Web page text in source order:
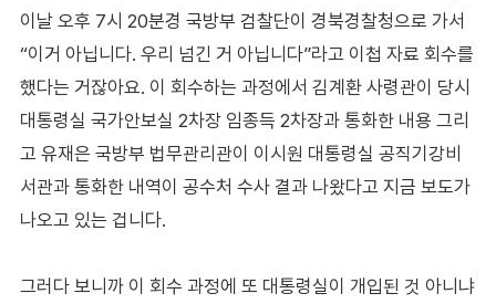
이날 오후 7시 20분경 국방부 검찰단이 경북경찰청으로 가서
“이거 아닙니다. 우리 넘긴 거 아닙니다”라고 이첩 자료 회수를
했다는 거잖아요. 이 회수하는 과정에서 김계환 사령관이 당시
대통령실 국가안보실 2차장 임종득 2차장과 통화한 내용 그리
고 유재은 국방부 법무관리관이 이시원 대통령실 공직기강비
서관과 통화한 내역이 공수처 수사 결과 나왔다고 지금 보도가
나오고 있는 겁니다.
그러다 보니까 이 회수 과정에 또 대통령실이 개입된 것 아니냐